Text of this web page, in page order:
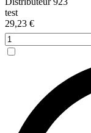
test
29,23 €